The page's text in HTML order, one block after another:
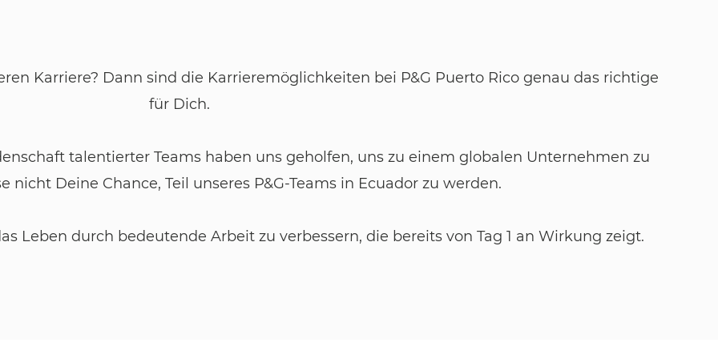
Karriere? Dann sind die Karrieremöglichkeiten bei P&G Puerto Rico genau das richtige
für Dich.
talentierter Teams haben uns geholfen, uns zu einem globalen Unternehmen zu
nicht Deine Chance, Teil unseres P&G-Teams in Ecuador zu werden.
Leben durch bedeutende Arbeit zu verbessern, die bereits von Tag 1 an Wirkung zeigt.